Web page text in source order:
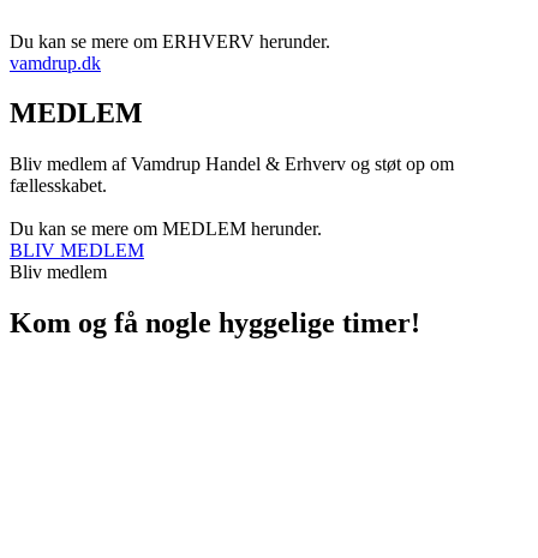
Du kan se mere om ERHVERV herunder.
vamdrup.dk
MEDLEM
Bliv medlem af Vamdrup Handel & Erhverv og støt op om
fællesskabet.
Du kan se mere om MEDLEM herunder.
BLIV MEDLEM
Bliv medlem
Kom og få nogle hyggelige timer!